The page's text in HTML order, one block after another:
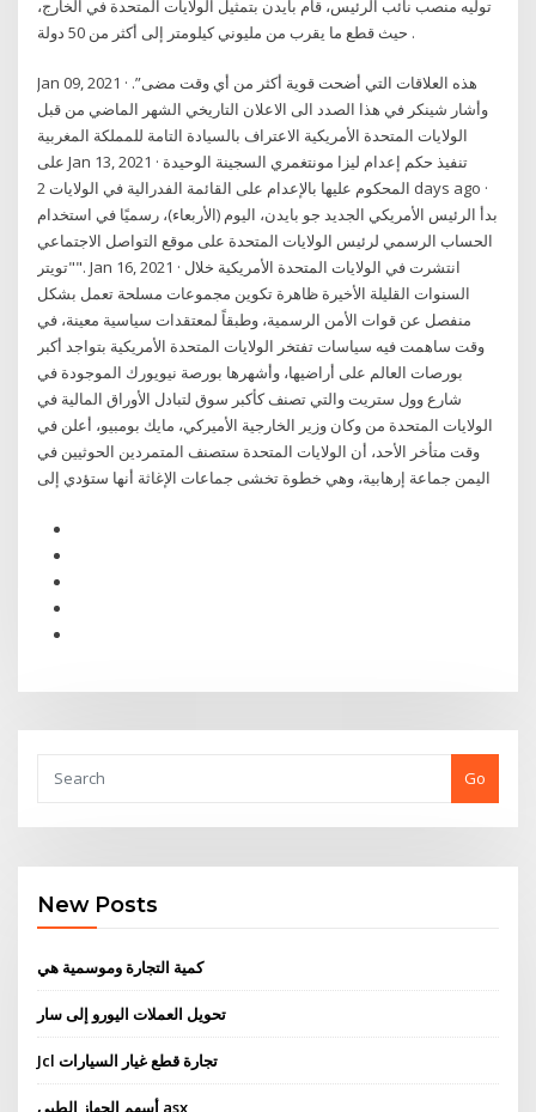
توليه منصب نائب الرئيس، قام بايدن بتمثيل الولايات المتحدة في الخارج،
حيث قطع ما يقرب من مليوني كيلومتر إلى أكثر من 50 دولة .
Jan 09, 2021 · هذه العلاقات التي أضحت قوية أكثر من أي وقت مضى”.
وأشار شينكر في هذا الصدد الى الاعلان التاريخي الشهر الماضي من قبل
الولايات المتحدة الأمريكية الاعتراف بالسيادة التامة للمملكة المغربية
على Jan 13, 2021 · تنفيذ حكم إعدام ليزا مونتغمري السجينة الوحيدة
المحكوم عليها بالإعدام على القائمة الفدرالية في الولايات 2 days ago ·
بدأ الرئيس الأمريكي الجديد جو بايدن، اليوم (الأربعاء)، رسميًا في استخدام
الحساب الرسمي لرئيس الولايات المتحدة على موقع التواصل الاجتماعي
"تويتر". Jan 16, 2021 · انتشرت في الولايات المتحدة الأمريكية خلال
السنوات القليلة الأخيرة ظاهرة تكوين مجموعات مسلحة تعمل بشكل
منفصل عن قوات الأمن الرسمية، وطبقاً لمعتقدات سياسية معينة، في
وقت ساهمت فيه سياسات تفتخر الولايات المتحدة الأمريكية بتواجد أكبر
بورصات العالم على أراضيها، وأشهرها بورصة نيويورك الموجودة في
شارع وول ستريت والتي تصنف كأكبر سوق لتبادل الأوراق المالية في
الولايات المتحدة من وكان وزير الخارجية الأميركي، مايك بومبيو، أعلن في
وقت متأخر الأحد، أن الولايات المتحدة ستصنف المتمردين الحوثيين في
اليمن جماعة إرهابية، وهي خطوة تخشى جماعات الإغاثة أنها ستؤدي إلى
Go
New Posts
كمية التجارة وموسمية هي
تحويل العملات اليورو إلى سار
Jcl تجارة قطع غيار السيارات
أسهم الجهاز الطبي asx